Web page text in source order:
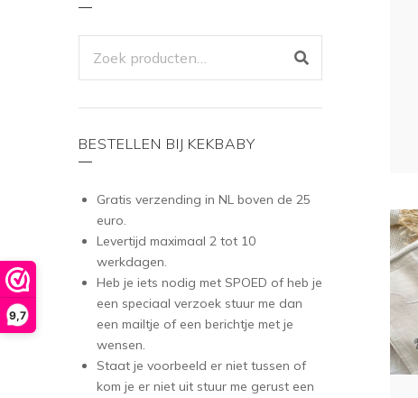
9,7
NAAR:
BESTELLEN BIJ KEKBABY
Gratis verzending in NL boven de 25
euro.
Levertijd maximaal 2 tot 10
werkdagen.
Heb je iets nodig met SPOED of heb je
een speciaal verzoek stuur me dan
een mailtje of een berichtje met je
wensen.
Staat je voorbeeld er niet tussen of
kom je er niet uit stuur me gerust een